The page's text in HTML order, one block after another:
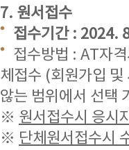
7. 원서접수
접수기간 : 2024.
접수방법 : AT자
체접수 (회원가입 및
않는 범위에서 선택
※ 원서접수시 응시
※ 단체원서접수시